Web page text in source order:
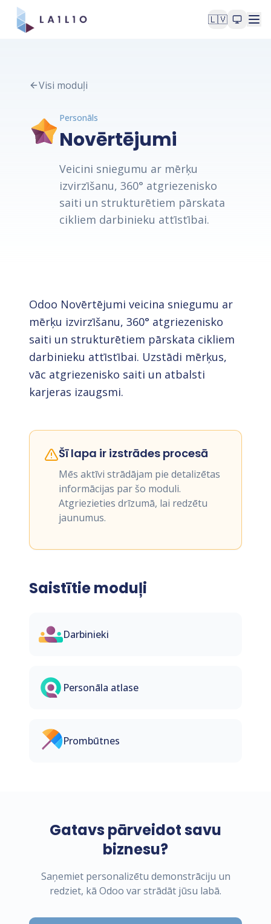
🇱🇻
Visi moduļi
Personāls
Novērtējumi
Veicini sniegumu ar mērķu
izvirzīšanu, 360° atgriezenisko
saiti un strukturētiem pārskata
cikliem darbinieku attīstībai.
Odoo Novērtējumi veicina sniegumu ar
mērķu izvirzīšanu, 360° atgriezenisko
saiti un strukturētiem pārskata cikliem
darbinieku attīstībai. Uzstādi mērķus,
vāc atgriezenisko saiti un atbalsti
karjeras izaugsmi.
Šī lapa ir izstrādes procesā
Mēs aktīvi strādājam pie detalizētas
informācijas par šo moduli.
Atgriezieties drīzumā, lai redzētu
jaunumus.
Saistītie moduļi
Darbinieki
Personāla atlase
Prombūtnes
Gatavs pārveidot savu
biznesu?
Saņemiet personalizētu demonstrāciju un
redziet, kā Odoo var strādāt jūsu labā.